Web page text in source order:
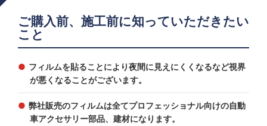
ご購入前、施工前に知っていただきたい
こと
フィルムを貼ることにより夜間に見えにくくなるなど視界
が悪くなることがございます。
弊社販売のフィルムは全てプロフェッショナル向けの自動
車アクセサリー部品、建材になります。